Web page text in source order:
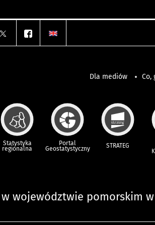
Dla mediów Co,
Statystyka
regionalna
Portal
Geostatystyczny STRATEG
województwie pomorskim